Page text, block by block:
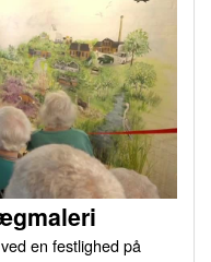
en festlighed på